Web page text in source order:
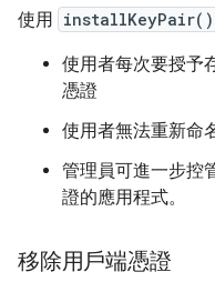
使用 installKeyPair()
使用者每次要授予
憑證
使用者無法重新命
管理員可進一步控
證的應用程式。
移除用戶端憑證